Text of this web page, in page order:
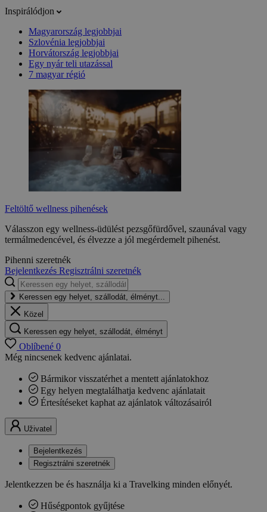
Inspirálódjon
Magyarország legjobbjai
Szlovénia legjobbjai
Horvátország legjobbjai
Egy nyár teli utazással
7 magyar régió
Feltöltő wellness pihenések
Válasszon egy wellness-üdülést pezsgőfürdővel, szaunával vagy
termálmedencével, és élvezze a jól megérdemelt pihenést.
Pihenni szeretnék
Bejelentkezés Regisztrálni szeretnék
Keressen egy helyet, szállodát, élményt...
Közel
Keressen egy helyet, szállodát, élményt
Oblíbené 0
Még nincsenek kedvenc ajánlatai.
Bármikor visszatérhet a mentett ajánlatokhoz
Egy helyen megtalálhatja kedvenc ajánlatait
Értesítéseket kaphat az ajánlatok változásairól
Uživatel
Bejelentkezés
Regisztrálni szeretnék
Jelentkezzen be és használja ki a Travelking minden előnyét.
Hűségpontok gyűjtése